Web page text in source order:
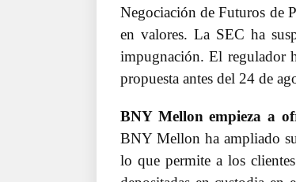
Negociación de Futuros de
en valores. La SEC ha
impugnación. El regulador
propuesta antes del 24 de
BNY Mellon empieza a
BNY Mellon ha ampliado
lo que permite a los